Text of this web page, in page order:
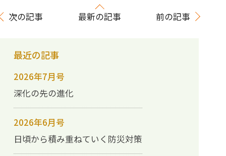
次の記事 最新の記事 前の記事
最近の記事
2026年7月号
深化の先の進化
2026年6月号
日頃から積み重ねていく防災対策